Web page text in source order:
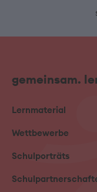
gemeinsam.
Lernmaterial
Wettbewerbe
Schulporträts